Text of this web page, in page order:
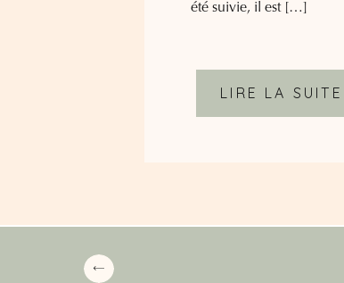
été suivie, il est […]
LIRE LA SUITE